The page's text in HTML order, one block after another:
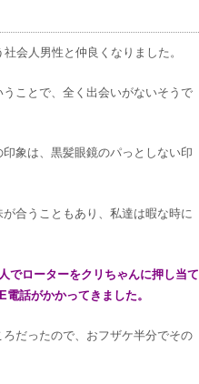
会人男性と仲良くなりました。
ことで、全く出会いがないそうで
象は、黒髪眼鏡のパっとしない印
合うこともあり、私達は暇な時に
でローターをクリちゃんに押し当て
話がかかってきました。
だったので、おフザケ半分でその